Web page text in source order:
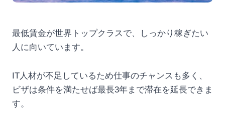
最低賃金が世界トップクラスで、しっかり稼ぎたい
人に向いています。
IT人材が不足しているため仕事のチャンスも多く、
ビザは条件を満たせば最長3年まで滞在を延長できま
す。